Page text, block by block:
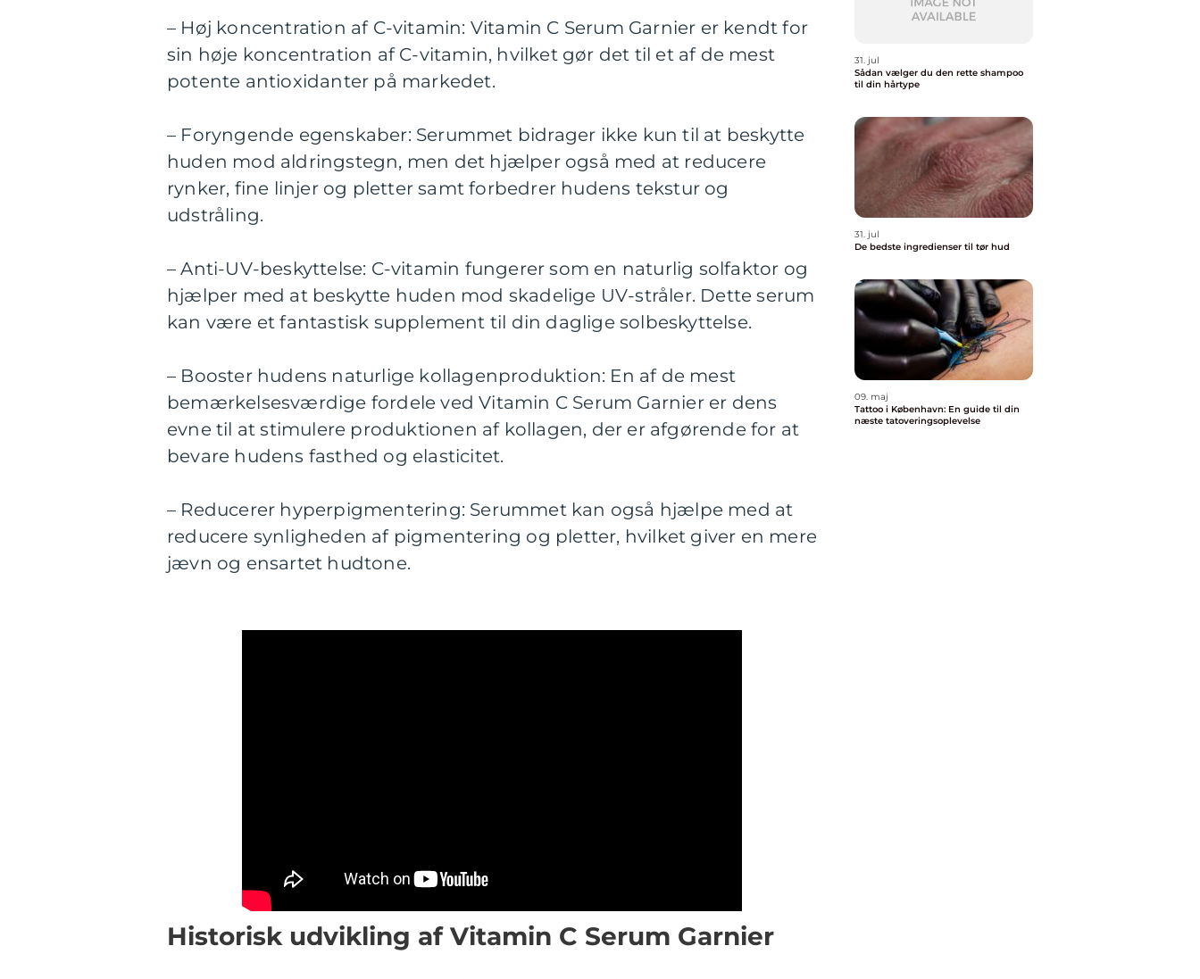
– Høj koncentration af C-vitamin: Vitamin C Serum Garnier er kendt for
sin høje koncentration af C-vitamin, hvilket gør det til et af de mest
potente antioxidanter på markedet.
– Foryngende egenskaber: Serummet bidrager ikke kun til at beskytte
huden mod aldringstegn, men det hjælper også med at reducere
rynker, fine linjer og pletter samt forbedrer hudens tekstur og
udstråling.
– Anti-UV-beskyttelse: C-vitamin fungerer som en naturlig solfaktor og
hjælper med at beskytte huden mod skadelige UV-stråler. Dette serum
kan være et fantastisk supplement til din daglige solbeskyttelse.
– Booster hudens naturlige kollagenproduktion: En af de mest
bemærkelsesværdige fordele ved Vitamin C Serum Garnier er dens
evne til at stimulere produktionen af kollagen, der er afgørende for at
bevare hudens fasthed og elasticitet.
– Reducerer hyperpigmentering: Serummet kan også hjælpe med at
reducere synligheden af pigmentering og pletter, hvilket giver en mere
jævn og ensartet hudtone.
Historisk udvikling af Vitamin C Serum Garnier
31. jul
Sådan vælger du den rette shampoo
til din hårtype
31. jul
De bedste ingredienser til tør hud
09. maj
Tattoo i København: En guide til din
næste tatoveringsoplevelse